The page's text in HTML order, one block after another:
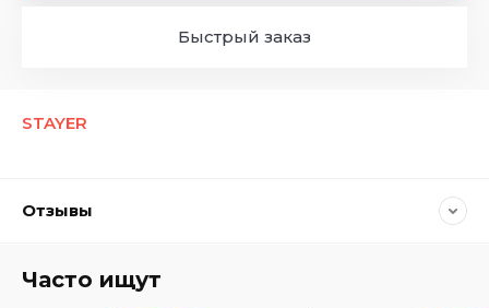
STAYER
Быстрый заказ
Отзывы
Часто ищут